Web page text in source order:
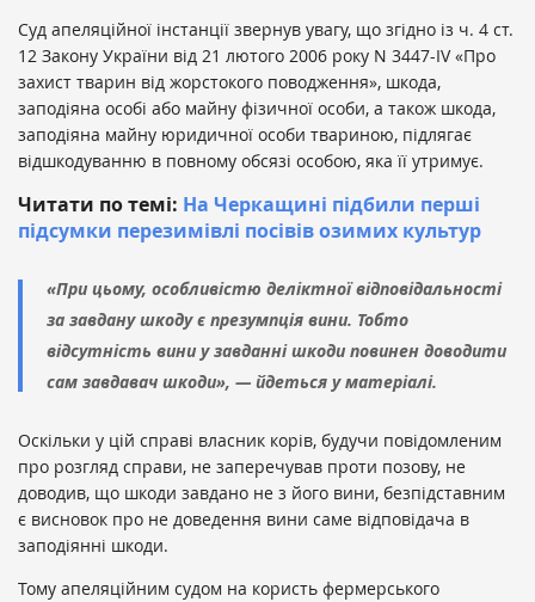
Суд апеляційної інстанції звернув увагу, що згідно із ч. 4 ст.
12 Закону України від 21 лютого 2006 року N 3447-IV «Про
захист тварин від жорстокого поводження», шкода,
заподіяна особі або майну фізичної особи, а також шкода,
заподіяна майну юридичної особи твариною, підлягає
відшкодуванню в повному обсязі особою, яка її утримує.
Читати по темі: На Черкащині підбили перші
підсумки перезимівлі посівів озимих культур
«При цьому, особливістю деліктної відповідальності
за завдану шкоду є презумпція вини. Тобто
відсутність вини у завданні шкоди повинен доводити
сам завдавач шкоди», — йдеться у матеріалі.
Оскільки у цій справі власник корів, будучи повідомленим
про розгляд справи, не заперечував проти позову, не
доводив, що шкоди завдано не з його вини, безпідставним
є висновок про не доведення вини саме відповідача в
заподіянні шкоди.
Тому апеляційним судом на користь фермерського